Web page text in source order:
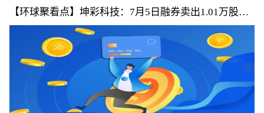
【环球聚看点】坤彩科技：7月5日融券卖出1.01万股，
融资融券余额4.39亿元